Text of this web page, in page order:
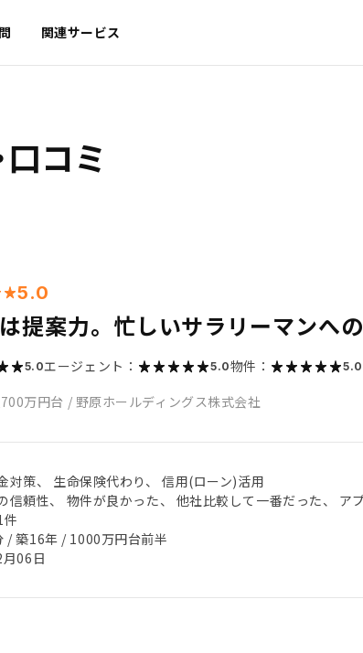
関連サービス
口コミ
5.0
提案力。忙しいサラリーマンへの
5.0エージェント： 5.0物件： 5.0
万円台 / 野原ホールディングス株式会社
対策、 生命保険代わり、 信用(ローン)活用
信頼性、 物件が良かった、 他社比較して一番だった、 ア
件
/ 築16年 / 1000万円台前半
06日